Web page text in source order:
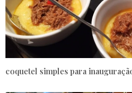
coquetel simples para